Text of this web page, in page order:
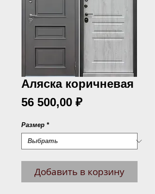
Аляска коричневая
56 500,00 ₽Цена
Размер *
Добавить в корзину